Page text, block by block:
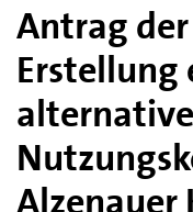
Antrag der
Erstellung
Alzenauer